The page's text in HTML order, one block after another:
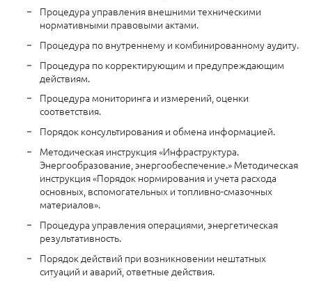
Процедура управления внешними техническими
нормативными правовыми актами.
Процедура по внутреннему и комбинированному аудиту.
Процедура по корректирующим и предупреждающим
действиям.
Процедура мониторинга и измерений, оценки
соответствия.
Порядок консультирования и обмена информацией.
Методическая инструкция «Инфраструктура.
Энергообразование, энергообеспечение.» Методическая
инструкция «Порядок нормирования и учета расхода
основных, вспомогательных и топливно-смазочных
материалов».
Процедура управления операциями, энергетическая
результативность.
Порядок действий при возникновении нештатных
ситуаций и аварий, ответные действия.